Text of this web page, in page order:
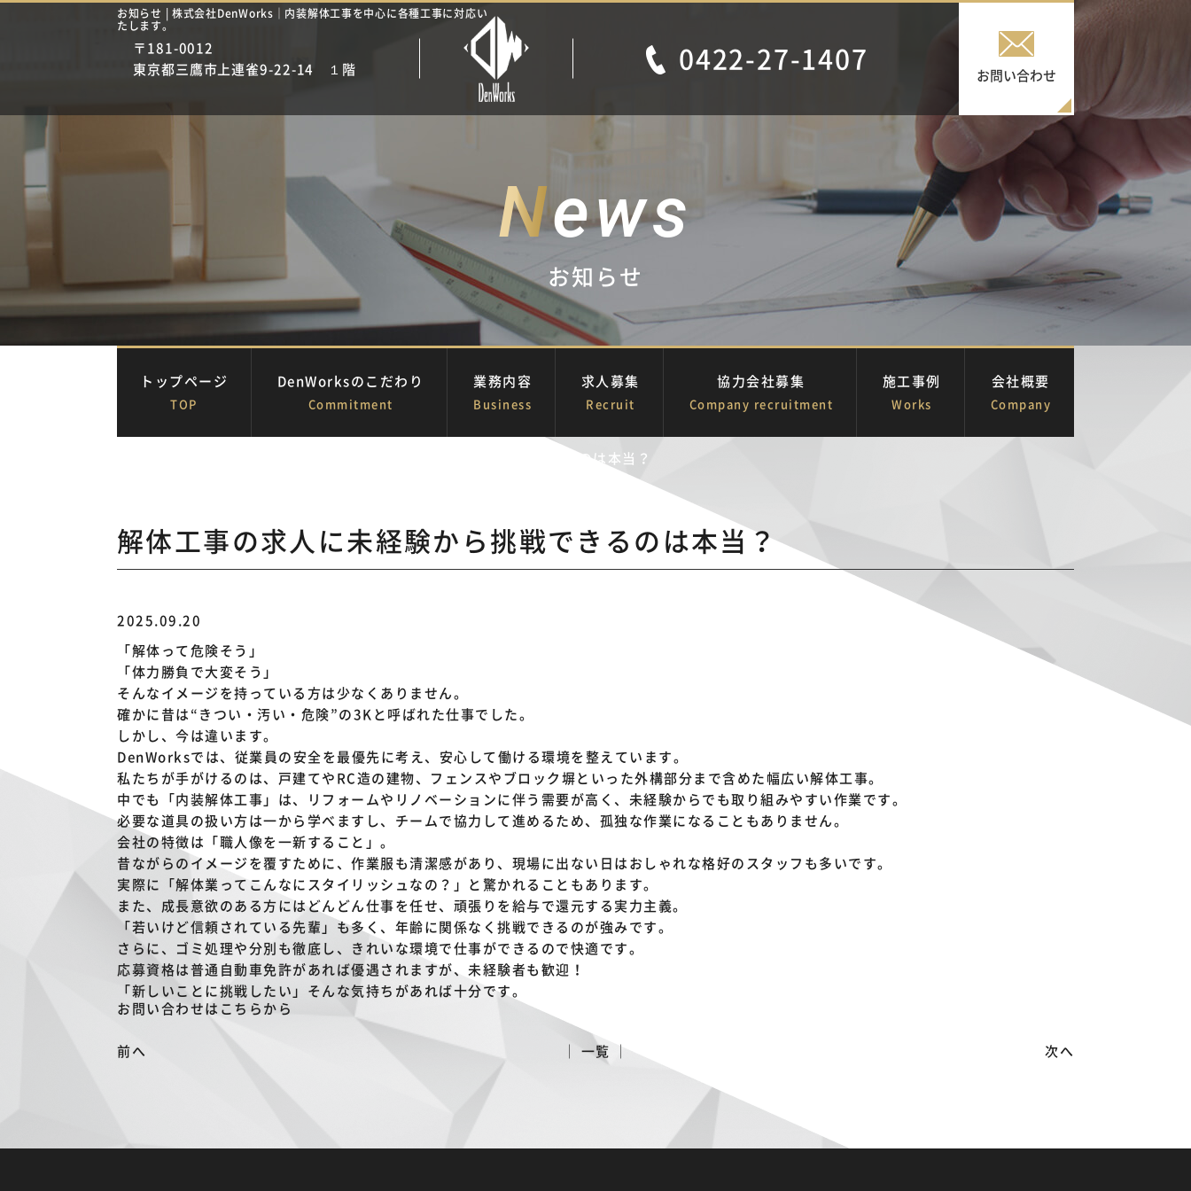
お知らせ | 株式会社DenWorks｜内装解体工事を中心に各種工事に対応い
たします。
〒181-0012
東京都三鷹市上連雀9-22-14 １階
0422-27-1407
お問い合わせ
News
お知らせ
トップページ
TOP
DenWorksのこだわり
Commitment
業務内容
Business
求人募集
Recruit
協力会社募集
Company recruitment
施工事例
Works
会社概要
Company
解体工事の求人に未経験から挑戦できるのは本当？
解体工事の求人に未経験から挑戦できるのは本当？
2025.09.20
「解体って危険そう」
「体力勝負で大変そう」
そんなイメージを持っている方は少なくありません。
確かに昔は“きつい・汚い・危険”の3Kと呼ばれた仕事でした。
しかし、今は違います。
DenWorksでは、従業員の安全を最優先に考え、安心して働ける環境を整えています。
私たちが手がけるのは、戸建てやRC造の建物、フェンスやブロック塀といった外構部分まで含めた幅広い解体工事。
中でも「内装解体工事」は、リフォームやリノベーションに伴う需要が高く、未経験からでも取り組みやすい作業です。
必要な道具の扱い方は一から学べますし、チームで協力して進めるため、孤独な作業になることもありません。
会社の特徴は「職人像を一新すること」。
昔ながらのイメージを覆すために、作業服も清潔感があり、現場に出ない日はおしゃれな格好のスタッフも多いです。
実際に「解体業ってこんなにスタイリッシュなの？」と驚かれることもあります。
また、成長意欲のある方にはどんどん仕事を任せ、頑張りを給与で還元する実力主義。
「若いけど信頼されている先輩」も多く、年齢に関係なく挑戦できるのが強みです。
さらに、ゴミ処理や分別も徹底し、きれいな環境で仕事ができるので快適です。
応募資格は普通自動車免許があれば優遇されますが、未経験者も歓迎！
「新しいことに挑戦したい」そんな気持ちがあれば十分です。
お問い合わせはこちらから
前へ │ 一覧 │ 次へ